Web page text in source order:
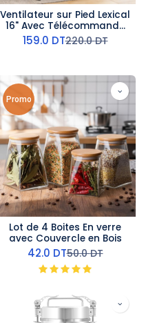
Ventilateur sur Pied Lexical
16" Avec Télécommande
60W Argent
159.0 DT220.0DT
Promo
Lot de 4 Boites En verre
avec Couvercle en Bois
42.0 DT50.0DT